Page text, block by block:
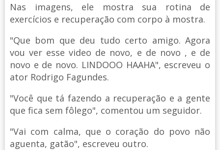
Nas imagens, ele mostra sua rotina de
exercícios e recuperação com corpo à mostra.
"Que bom que deu tudo certo amigo. Agora
vou ver esse video de novo, e de novo , e de
novo e de novo. LINDOOO HAAHA", escreveu o
ator Rodrigo Fagundes.
"Você que tá fazendo a recuperação e a gente
que fica sem fôlego", comentou um seguidor.
"Vai com calma, que o coração do povo não
aguenta, gatão", escreveu outro.